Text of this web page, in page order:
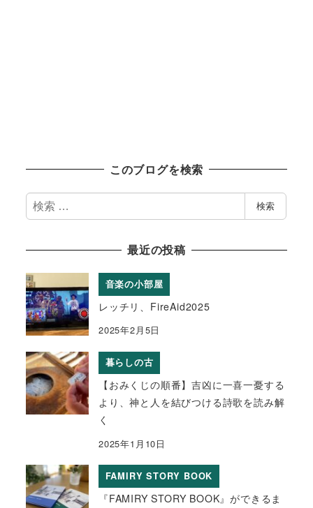
このブログを検索
検
索
検索
最近の投稿
音楽の小部屋
レッチリ、FireAid2025
2025年2月5日
暮らしの古
【おみくじの順番】吉凶に一喜一憂する
より、神と人を結びつける詩歌を読み解
く
2025年1月10日
FAMIRY STORY BOOK
『FAMIRY STORY BOOK』ができるま